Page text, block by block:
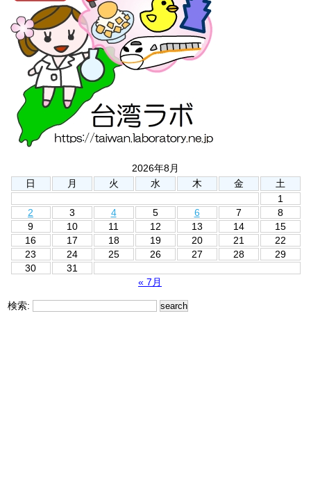
2026年8月
日
月 火 水 木 金
土
1
2
3 4 5 6 7
8
9
10 11 12 13 14
15
16
17 18 19 20 21
22
23
24 25 26 27 28
29
30
31
« 7月
検索: